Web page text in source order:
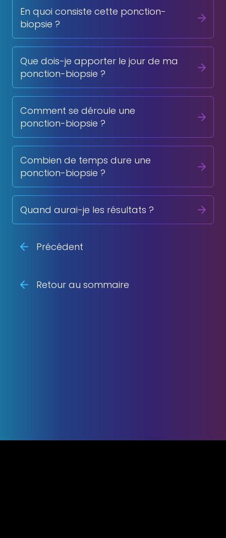
En quoi consiste cette ponction-
biopsie ?
Que dois-je apporter le jour de ma
ponction-biopsie ?
Comment se déroule une
ponction-biopsie ?
Combien de temps dure une
ponction-biopsie ?
Quand aurai-je les résultats ?
Précédent
Retour au sommaire